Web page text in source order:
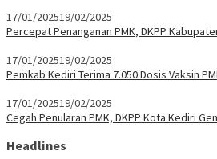
17/01/202519/02/2025
Percepat Penanganan PMK, DKPP
17/01/202519/02/2025
Pemkab Kediri Terima 7.050 Dosis Vaksin
17/01/202519/02/2025
Cegah Penularan PMK, DKPP Kota Kediri
Headlines